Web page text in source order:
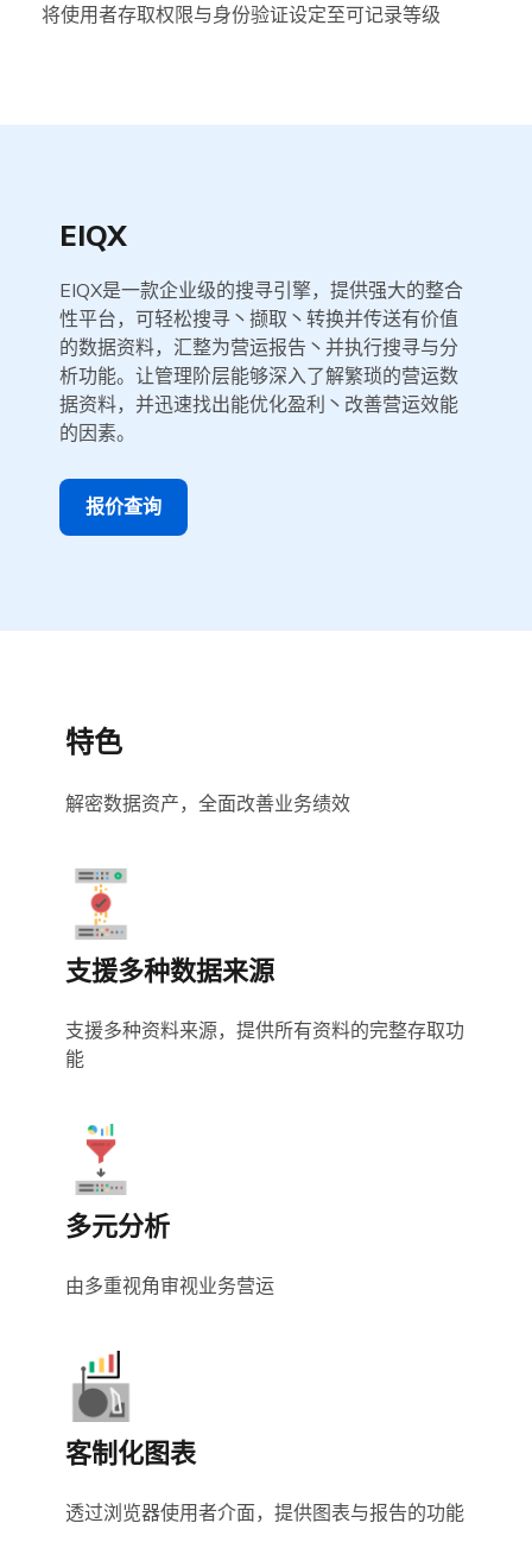
将使用者存取权限与身份验证设定至可记录等级
EIQX
EIQX是一款企业级的搜寻引擎，提供强大的整合
性平台，可轻松搜寻丶撷取丶转换并传送有价值
的数据资料，汇整为营运报告丶并执行搜寻与分
析功能。让管理阶层能够深入了解繁琐的营运数
据资料，并迅速找出能优化盈利丶改善营运效能
的因素。
报价查询
特色
解密数据资产，全面改善业务绩效
支援多种数据来源
支援多种资料来源，提供所有资料的完整存取功
能
多元分析
由多重视角审视业务营运
客制化图表
透过浏览器使用者介面，提供图表与报告的功能